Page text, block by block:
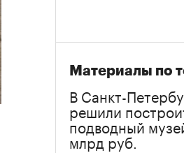
Материалы по
В Санкт-
решили
подводный
млрд руб.